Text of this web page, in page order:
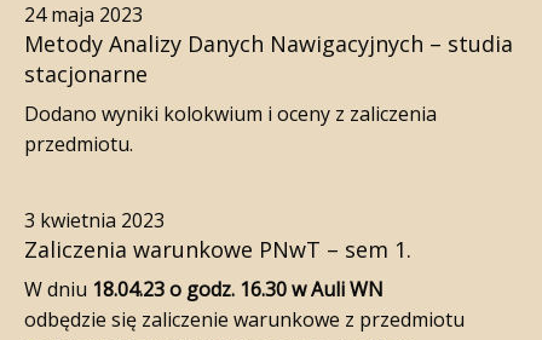
24 maja 2023
Metody Analizy Danych Nawigacyjnych – studia
stacjonarne
Dodano wyniki kolokwium i oceny z zaliczenia
przedmiotu.
3 kwietnia 2023
Zaliczenia warunkowe PNwT – sem 1.
W dniu 18.04.23 o godz. 16.30 w Auli WN
odbędzie się zaliczenie warunkowe z przedmiotu